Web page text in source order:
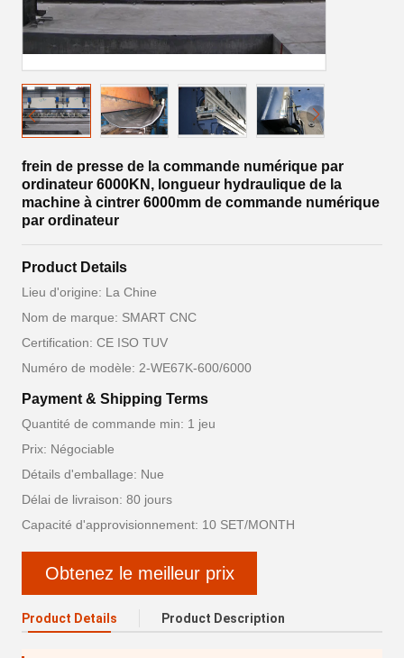
frein de presse de la commande numérique par
ordinateur 6000KN, longueur hydraulique de la
machine à cintrer 6000mm de commande numérique
par ordinateur
Product Details
Lieu d'origine: La Chine
Nom de marque: SMART CNC
Certification: CE ISO TUV
Numéro de modèle: 2-WE67K-600/6000
Payment & Shipping Terms
Quantité de commande min: 1 jeu
Prix: Négociable
Détails d'emballage: Nue
Délai de livraison: 80 jours
Capacité d'approvisionnement: 10 SET/MONTH
Obtenez le meilleur prix
Product Details Product Description